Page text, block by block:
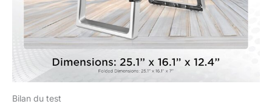
Bilan du test